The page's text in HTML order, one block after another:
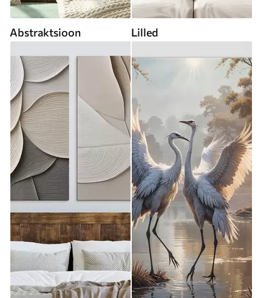
Abstraktsioon Lilled